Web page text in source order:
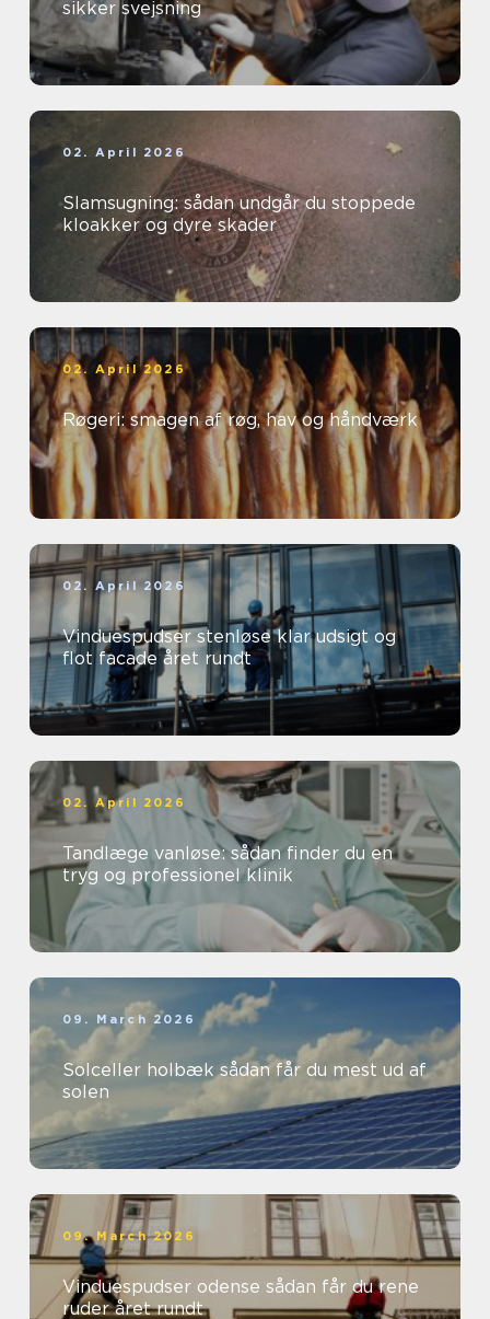
sikker svejsning
02. April 2026
Slamsugning: sådan undgår du stoppede
kloakker og dyre skader
02. April 2026
Røgeri: smagen af røg, hav og håndværk
02. April 2026
Vinduespudser stenløse klar udsigt og
flot facade året rundt
02. April 2026
Tandlæge vanløse: sådan finder du en
tryg og professionel klinik
09. March 2026
Solceller holbæk sådan får du mest ud af
solen
09. March 2026
Vinduespudser odense sådan får du rene
ruder året rundt